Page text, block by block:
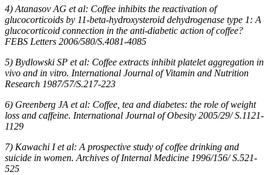
4) Atanasov AG et al: Coffee inhibits the reactivation of
glucocorticoids by 11-beta-hydroxysteroid dehydrogenase type 1: A
glucocorticoid connection in the anti-diabetic action of coffee?
FEBS Letters 2006/580/S.4081-4085
5) Bydlowski SP et al: Coffee extracts inhibit platelet aggregation in
vivo and in vitro. International Journal of Vitamin and Nutrition
Research 1987/57/S.217-223
6) Greenberg JA et al: Coffee, tea and diabetes: the role of weight
loss and caffeine. International Journal of Obesity 2005/29/ S.1121-
1129
7) Kawachi I et al: A prospective study of coffee drinking and
suicide in women. Archives of Internal Medicine 1996/156/ S.521-
525